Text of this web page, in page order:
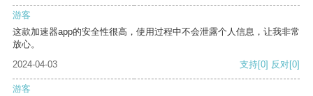
游客
这款加速器app的安全性很高，使用过程中不会泄露个人信息，让我非常
放心。
2024-04-03
支持[0] 反对[0]
游客